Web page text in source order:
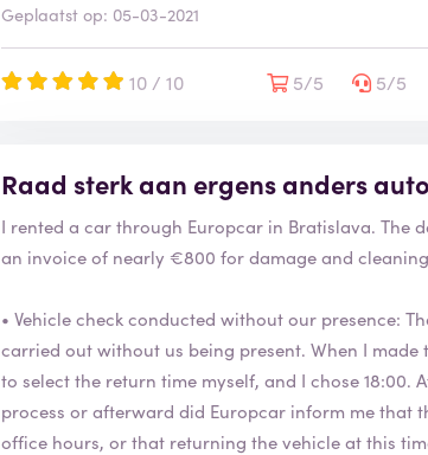
Geplaatst op: 05-03-2021
10 / 10 5/5 5/5
Raad sterk aan ergens anders
I rented a car through Europcar in Bratislava. The
an invoice of nearly €800 for damage and
• Vehicle check conducted without our presence:
carried out without us being present. When I
to select the return time myself, and I chose 18:00.
process or afterward did Europcar inform me that
office hours, or that returning the vehicle at this